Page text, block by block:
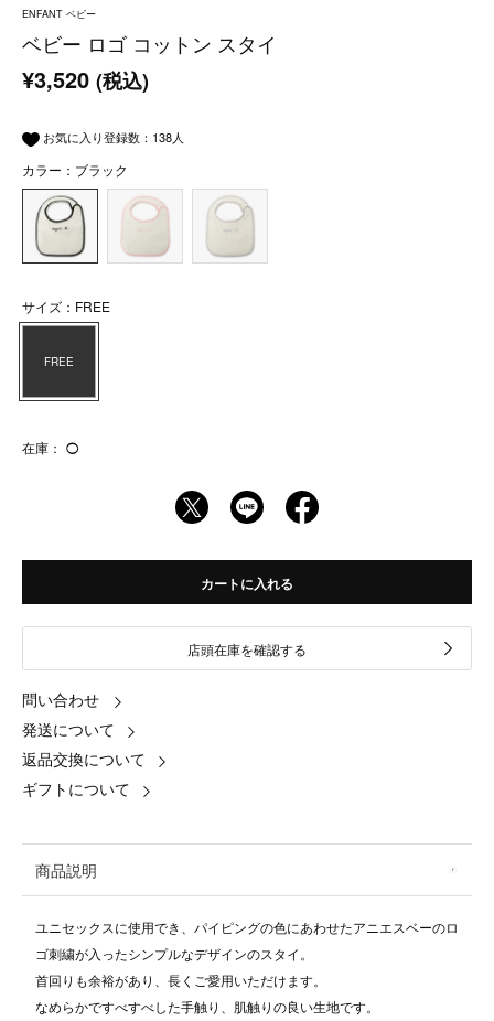
ENFANT ベビー
ベビー ロゴ コットン スタイ
¥3,520 (税込)
お気に入り登録数： 138人
カラー：ブラック
サイズ：FREE
FREE
在庫： ◯
カートに入れる
店頭在庫を確認する
問い合わせ
発送について
返品交換について
ギフトについて
商品説明
ユニセックスに使用でき、パイピングの色にあわせたアニエスベーのロ
ゴ刺繍が入ったシンプルなデザインのスタイ。
首回りも余裕があり、長くご愛用いただけます。
なめらかですべすべした手触り、肌触りの良い生地です。